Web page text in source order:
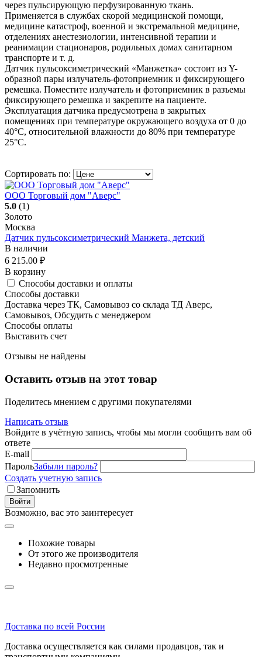
через пульсирующую перфузированную ткань.
Применяется в службах скорой медицинской помощи,
медицине катастроф, военной и экстремальной медицине,
отделениях анестезиологии, интенсивной терапии и
реанимации стационаров, родильных домах санитарном
транспорте и т. д.
Датчик пульсоксиметрический «Манжетка» состоит из Y-
образной пары излучатель-фотоприемник и фиксирующего
ремешка. Поместите излучатель и фотоприемник в разъемы
фиксирующего ремешка и закрепите на пациенте.
Эксплуатация датчика предусмотрена в закрытых
помещениях при температуре окружающего воздуха от 0 до
40°С, относительной влажности до 80% при температуре
25°С.
Сортировать по:
ООО Торговый дом "Аверс"
5.0 (1)
Золото
Москва
Датчик пульсоксиметрический Манжета, детский
В наличии
6 215.00 ₽
В корзину
Способы доставки и оплаты
Способы доставки
Доставка через ТК, Самовывоз со склада ТД Аверс,
Самовывоз, Обсудить с менеджером
Способы оплаты
Выставить счет
Отзывы не найдены
Оставить отзыв на этот товар
Поделитесь мнением с другими покупателями
Написать отзыв
Войдите в учётную запись, чтобы мы могли сообщить вам об
ответе
E-mail
ПарольЗабыли пароль?
Создать учетную запись
Запомнить
Войти
Возможно, вас это заинтересует
Похожие товары
От этого же производителя
Недавно просмотренные
Доставка по всей России
Доставка осуществляется как силами продавцов, так и